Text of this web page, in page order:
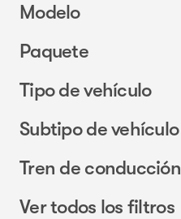
Modelo
Paquete
Tipo de vehículo
Subtipo de vehículo
Tren de conducción
Ver todos los filtros